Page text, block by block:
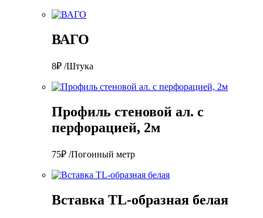
ВАГО
8₽ /Штука
Профиль стеновой ал. с
перфорацией, 2м
75₽ /Погонный метр
Вставка TL-образная белая